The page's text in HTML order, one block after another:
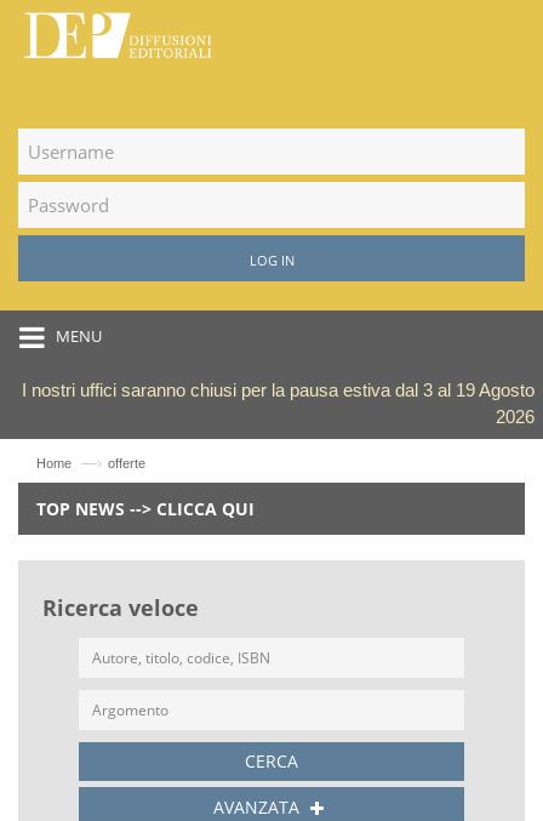
LOG IN
MENU
I nostri uffici saranno chiusi per la pausa estiva dal 3 al 19 Agosto
2026
Home —› offerte
TOP NEWS --> CLICCA QUI
Ricerca veloce
CERCA
AVANZATA